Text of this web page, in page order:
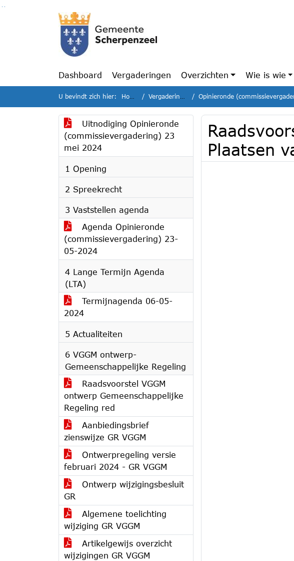
Ga naar de inhoud van deze pagina
Ga naar het zoeken
Ga naar het menu
Dashboard Vergaderingen Overzichten Wie is wie
U bevindt zich hier: Home Vergaderingen Opinieronde
Uitnodiging Opinieronde
(commissievergadering) 23
mei 2024
1 Opening
2 Spreekrecht
3 Vaststellen agenda
Agenda Opinieronde
(commissievergadering) 23-
05-2024
4 Lange Termijn Agenda
(LTA)
Termijnagenda 06-05-
2024
5 Actualiteiten
6 VGGM ontwerp-
Gemeenschappelijke Regeling
Raadsvoorstel VGGM
ontwerp Gemeenschappelijke
Regeling red
Aanbiedingsbrief
zienswijze GR VGGM
Ontwerpregeling versie
februari 2024 - GR VGGM
Ontwerp wijzigingsbesluit
GR
Algemene toelichting
wijziging GR VGGM
Artikelgewijs overzicht
wijzigingen GR VGGM
Plaatsen